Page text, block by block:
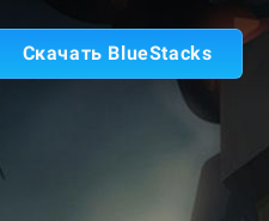
Скачать BlueStacks